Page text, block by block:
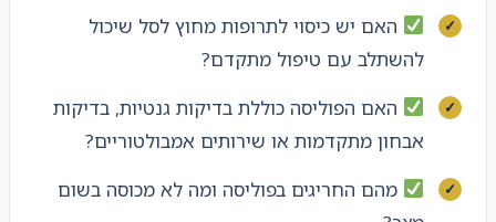
האם יש כיסוי לתרופות מחוץ לסל שיכול
להשתלב עם טיפול מתקדם?
האם הפוליסה כוללת בדיקות גנטיות, בדיקות
אבחון מתקדמות או שירותים אמבולטוריים?
מהם החריגים בפוליסה ומה לא מכוסה בשום